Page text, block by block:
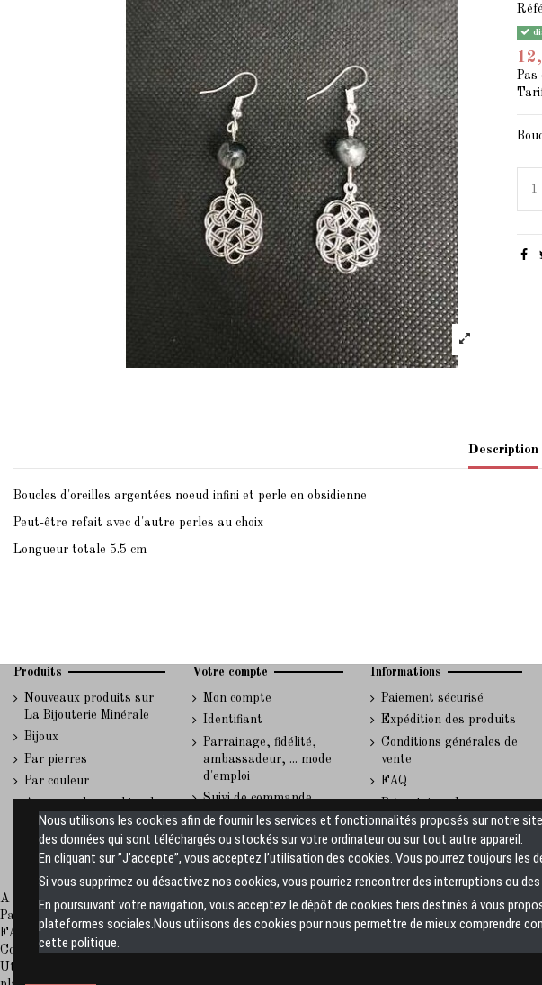
Pas
Description
Boucles d'oreilles argentées noeud infini et perle en obsidienne
Peut-être refait avec d'autre perles au choix
Longueur totale 5.5 cm
Produits
Nouveaux produits sur
La Bijouterie Minérale
Bijoux
Par pierres
Par couleur
site La Bijouterie
Minérale
Votre compte
Mon compte
Identifiant
Parrainage, fidélité,
ambassadeur, ... mode
d'emploi
Suivi de commande
invité
Informations
Paiement sécurisé
Expédition des produits
Conditions générales de
vente
FAQ
et des pierres associées
A propos de La Bijouterie Minérale
Paiement sécurisé
FAQ
Conditions générales de vente
Utiliser ce formulaire pour nous contacter
Nous utilisons les cookies afin de fournir les services et fonctionnalités proposés sur notre
des données qui sont téléchargés ou stockés sur votre ordinateur ou sur tout autre appareil.
En cliquant sur ”J’accepte”, vous acceptez l’utilisation des cookies. Vous pourrez toujours les
Si vous supprimez ou désactivez nos cookies, vous pourriez rencontrer des interruptions ou des
En poursuivant votre navigation, vous acceptez le dépôt de cookies tiers destinés à vous
plateformes sociales.Nous utilisons des cookies pour nous permettre de mieux comprendre
cette politique.